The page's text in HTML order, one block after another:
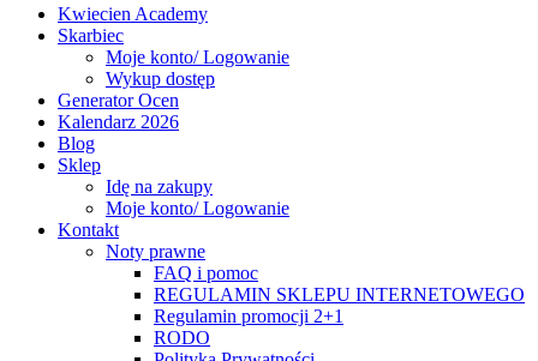
Kwiecien Academy
Skarbiec
Moje konto/ Logowanie
Wykup dostęp
Generator Ocen
Kalendarz 2026
Blog
Sklep
Idę na zakupy
Moje konto/ Logowanie
Kontakt
Noty prawne
FAQ i pomoc
REGULAMIN SKLEPU INTERNETOWEGO
Regulamin promocji 2+1
RODO